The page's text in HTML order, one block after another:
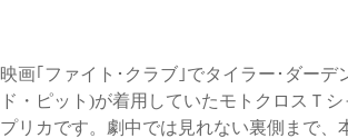
映画｢ファイト･クラブ｣でタイラー･ダーデ
ド・ピット)が着用していたモトクロスＴシ
プリカです。劇中では見れない裏側まで、